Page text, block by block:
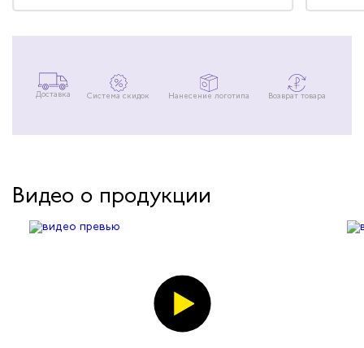
не позволяет влаге попасть внутрь.
Доставка Система скидок Нанесение логотипа Возврат товара
Видео о продукции